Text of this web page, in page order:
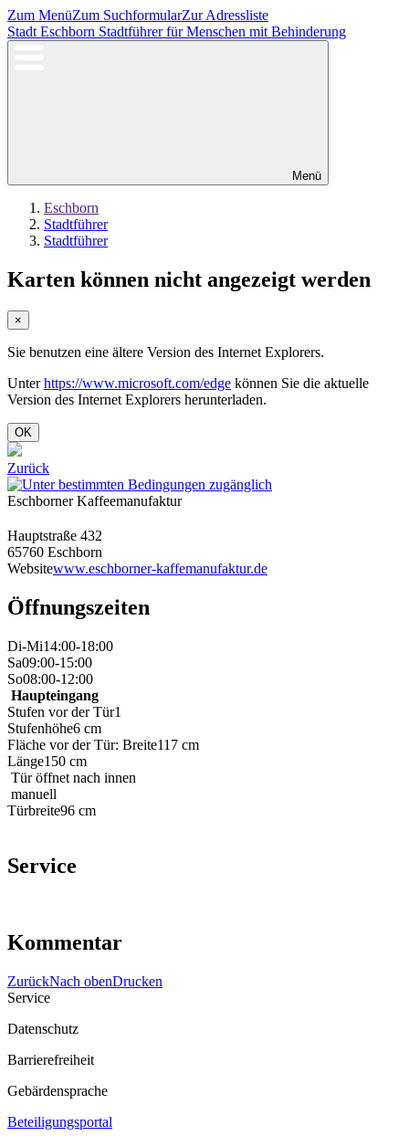
Zum MenüZum SuchformularZur Adressliste
Stadt Eschborn Stadtführer für Menschen mit Behinderung
Menü
Eschborn
Stadtführer
Stadtführer
Karten können nicht angezeigt werden
×
Sie benutzen eine ältere Version des Internet Explorers.
Unterhttps://www.microsoft.com/edge können Sie die aktuelle
Version des Internet Explorers herunterladen.
OK
Zurück
Eschborner Kaffeemanufaktur
Hauptstraße 432
65760 Eschborn
Websitewww.eschborner-kaffemanufaktur.de
Öffnungszeiten
Di-Mi14:00-18:00
Sa09:00-15:00
So08:00-12:00
Haupteingang
Stufen vor der Tür1
Stufenhöhe6 cm
Fläche vor der Tür: Breite117 cm
Länge150 cm
Tür öffnet nach innen
manuell
Türbreite96 cm
Service
Kommentar
ZurückNach obenDrucken
Service
Datenschutz
Barrierefreiheit
Gebärdensprache
Beteiligungsportal